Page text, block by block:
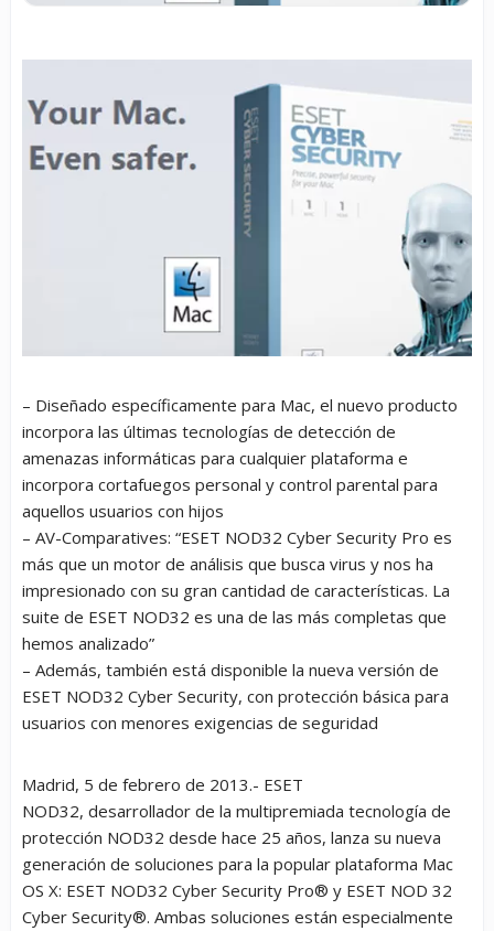
– Diseñado específicamente para Mac, el nuevo producto
incorpora las últimas tecnologías de detección de
amenazas informáticas para cualquier plataforma e
incorpora cortafuegos personal y control parental para
aquellos usuarios con hijos
– AV-Comparatives: “ESET NOD32 Cyber Security Pro es
más que un motor de análisis que busca virus y nos ha
impresionado con su gran cantidad de características. La
suite de ESET NOD32 es una de las más completas que
hemos analizado”
– Además, también está disponible la nueva versión de
ESET NOD32 Cyber Security, con protección básica para
usuarios con menores exigencias de seguridad
Madrid, 5 de febrero de 2013.- ESET
NOD32, desarrollador de la multipremiada tecnología de
protección NOD32 desde hace 25 años, lanza su nueva
generación de soluciones para la popular plataforma Mac
OS X: ESET NOD32 Cyber Security Pro® y ESET NOD 32
Cyber Security®. Ambas soluciones están especialmente